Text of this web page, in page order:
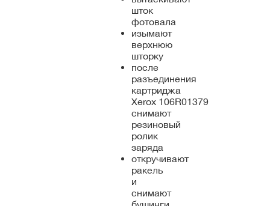
шток
фотовала
изымают
верхнюю
шторку
после
разъединения
картриджа
Xerox 106R01379
снимают
резиновый
ролик
заряда
откручивают
ракель
и
снимают